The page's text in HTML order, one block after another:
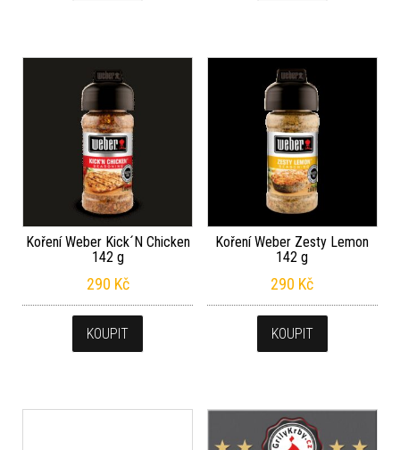
Koření Weber Kick´N Chicken
142 g
290 Kč
KOUPIT
Koření Weber Zesty Lemon
142 g
290 Kč
KOUPIT